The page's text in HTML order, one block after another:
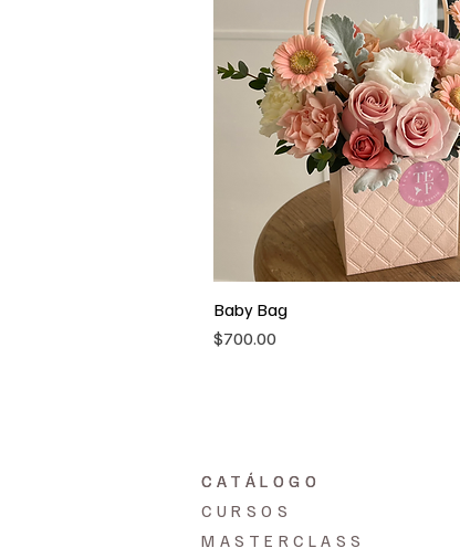
Baby Bag
Precio
$700.00
CATÁLOGO
CATÁLOGO
CURSOS
MASTERCLASS